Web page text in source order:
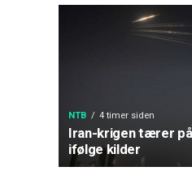
NTB 4 timer siden
Iran-krigen tærer
ifølge kilder